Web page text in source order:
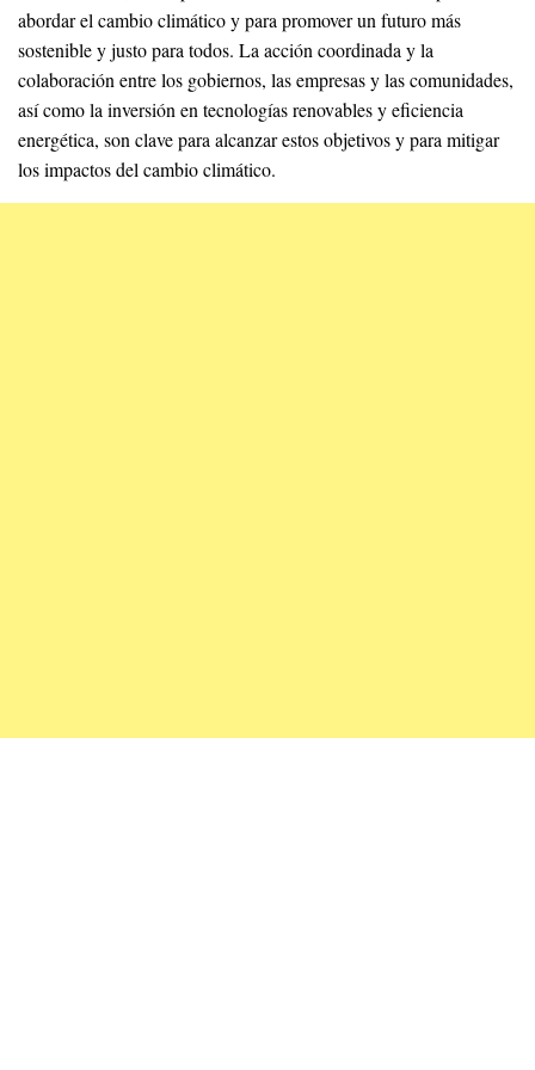
abordar el cambio climático y para promover un futuro más
sostenible y justo para todos. La acción coordinada y la
colaboración entre los gobiernos, las empresas y las comunidades,
así como la inversión en tecnologías renovables y eficiencia
energética, son clave para alcanzar estos objetivos y para mitigar
los impactos del cambio climático.